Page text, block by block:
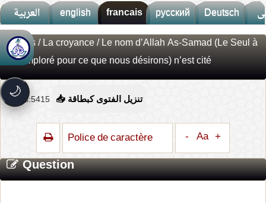
العربية english francais русский Deutsch
🌙
🚀 جديد الموقع!
تعرف على أحدث المميزات
سرعة فائقة
واجهة أكثر أناقة وسهولة
🔔إشعارات ذكية
تتابع كل جديد بخطوة واحدة
Fatwas/La croyance/ Le nom d’Allah As-Samad (Le Seul à
être imploré pour ce que nous désirons) n’est cité
Vues:5415 📥 تنزيل الفتوى كبطاقة
Police de caractère - Aa +
Question